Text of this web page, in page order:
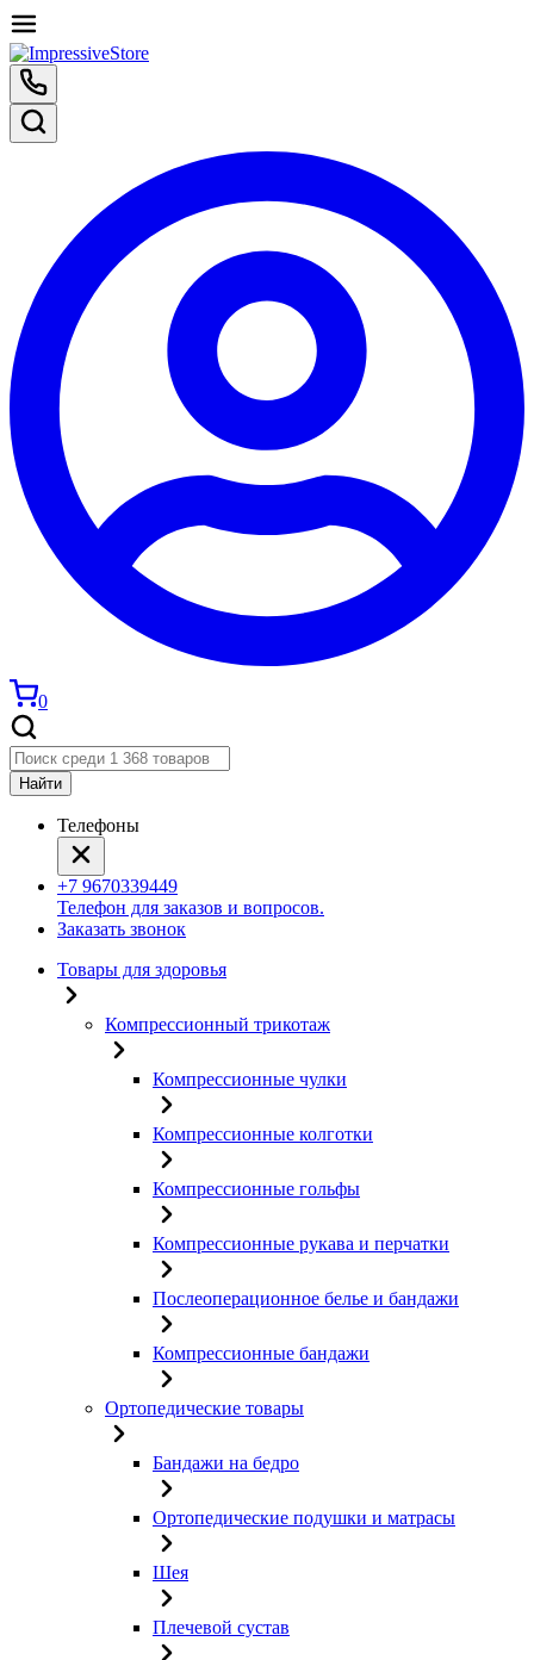
0
Найти
Телефоны
+7 9670339449
Телефон для заказов и вопросов.
Заказать звонок
Товары для здоровья
Компрессионный трикотаж
Компрессионные чулки
Компрессионные колготки
Компрессионные гольфы
Компрессионные рукава и перчатки
Послеоперационное белье и бандажи
Компрессионные бандажи
Ортопедические товары
Бандажи на бедро
Ортопедические подушки и матрасы
Шея
Плечевой сустав